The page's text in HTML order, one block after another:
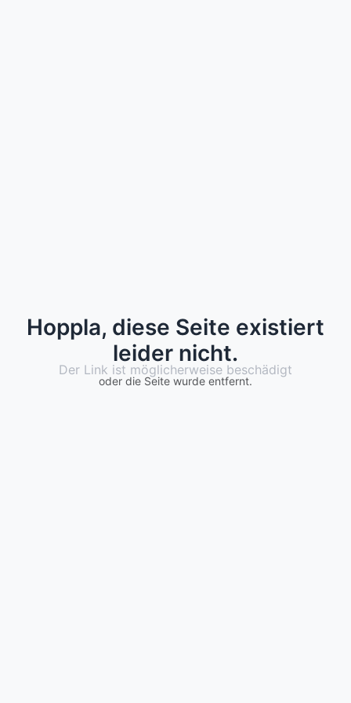
Hoppla, diese Seite existiert
leider nicht.
Der Link ist möglicherweise beschädigt
oder die Seite wurde entfernt.